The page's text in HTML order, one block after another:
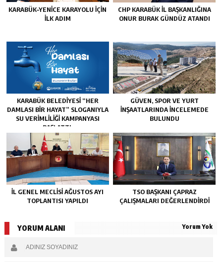
KARABÜK–YENİCE KARAYOLU İÇİN
İLK ADIM
CHP KARABÜK İL BAŞKANLIĞINA
ONUR BURAK GÜNDÜZ ATANDI
KARABÜK BELEDİYESİ “HER
DAMLASI BİR HAYAT” SLOGANIYLA
SU VERİMLİLİĞİ KAMPANYASI
BAŞLATTI.
GÜVEN, SPOR VE YURT
İNŞAATLARINDA İNCELEMEDE
BULUNDU
İL GENEL MECLİSİ AĞUSTOS AYI
TOPLANTISI YAPILDI
TSO BAŞKANI ÇAPRAZ
ÇALIŞMALARI DEĞERLENDİRDİ
YORUM ALANI Yorum Yok